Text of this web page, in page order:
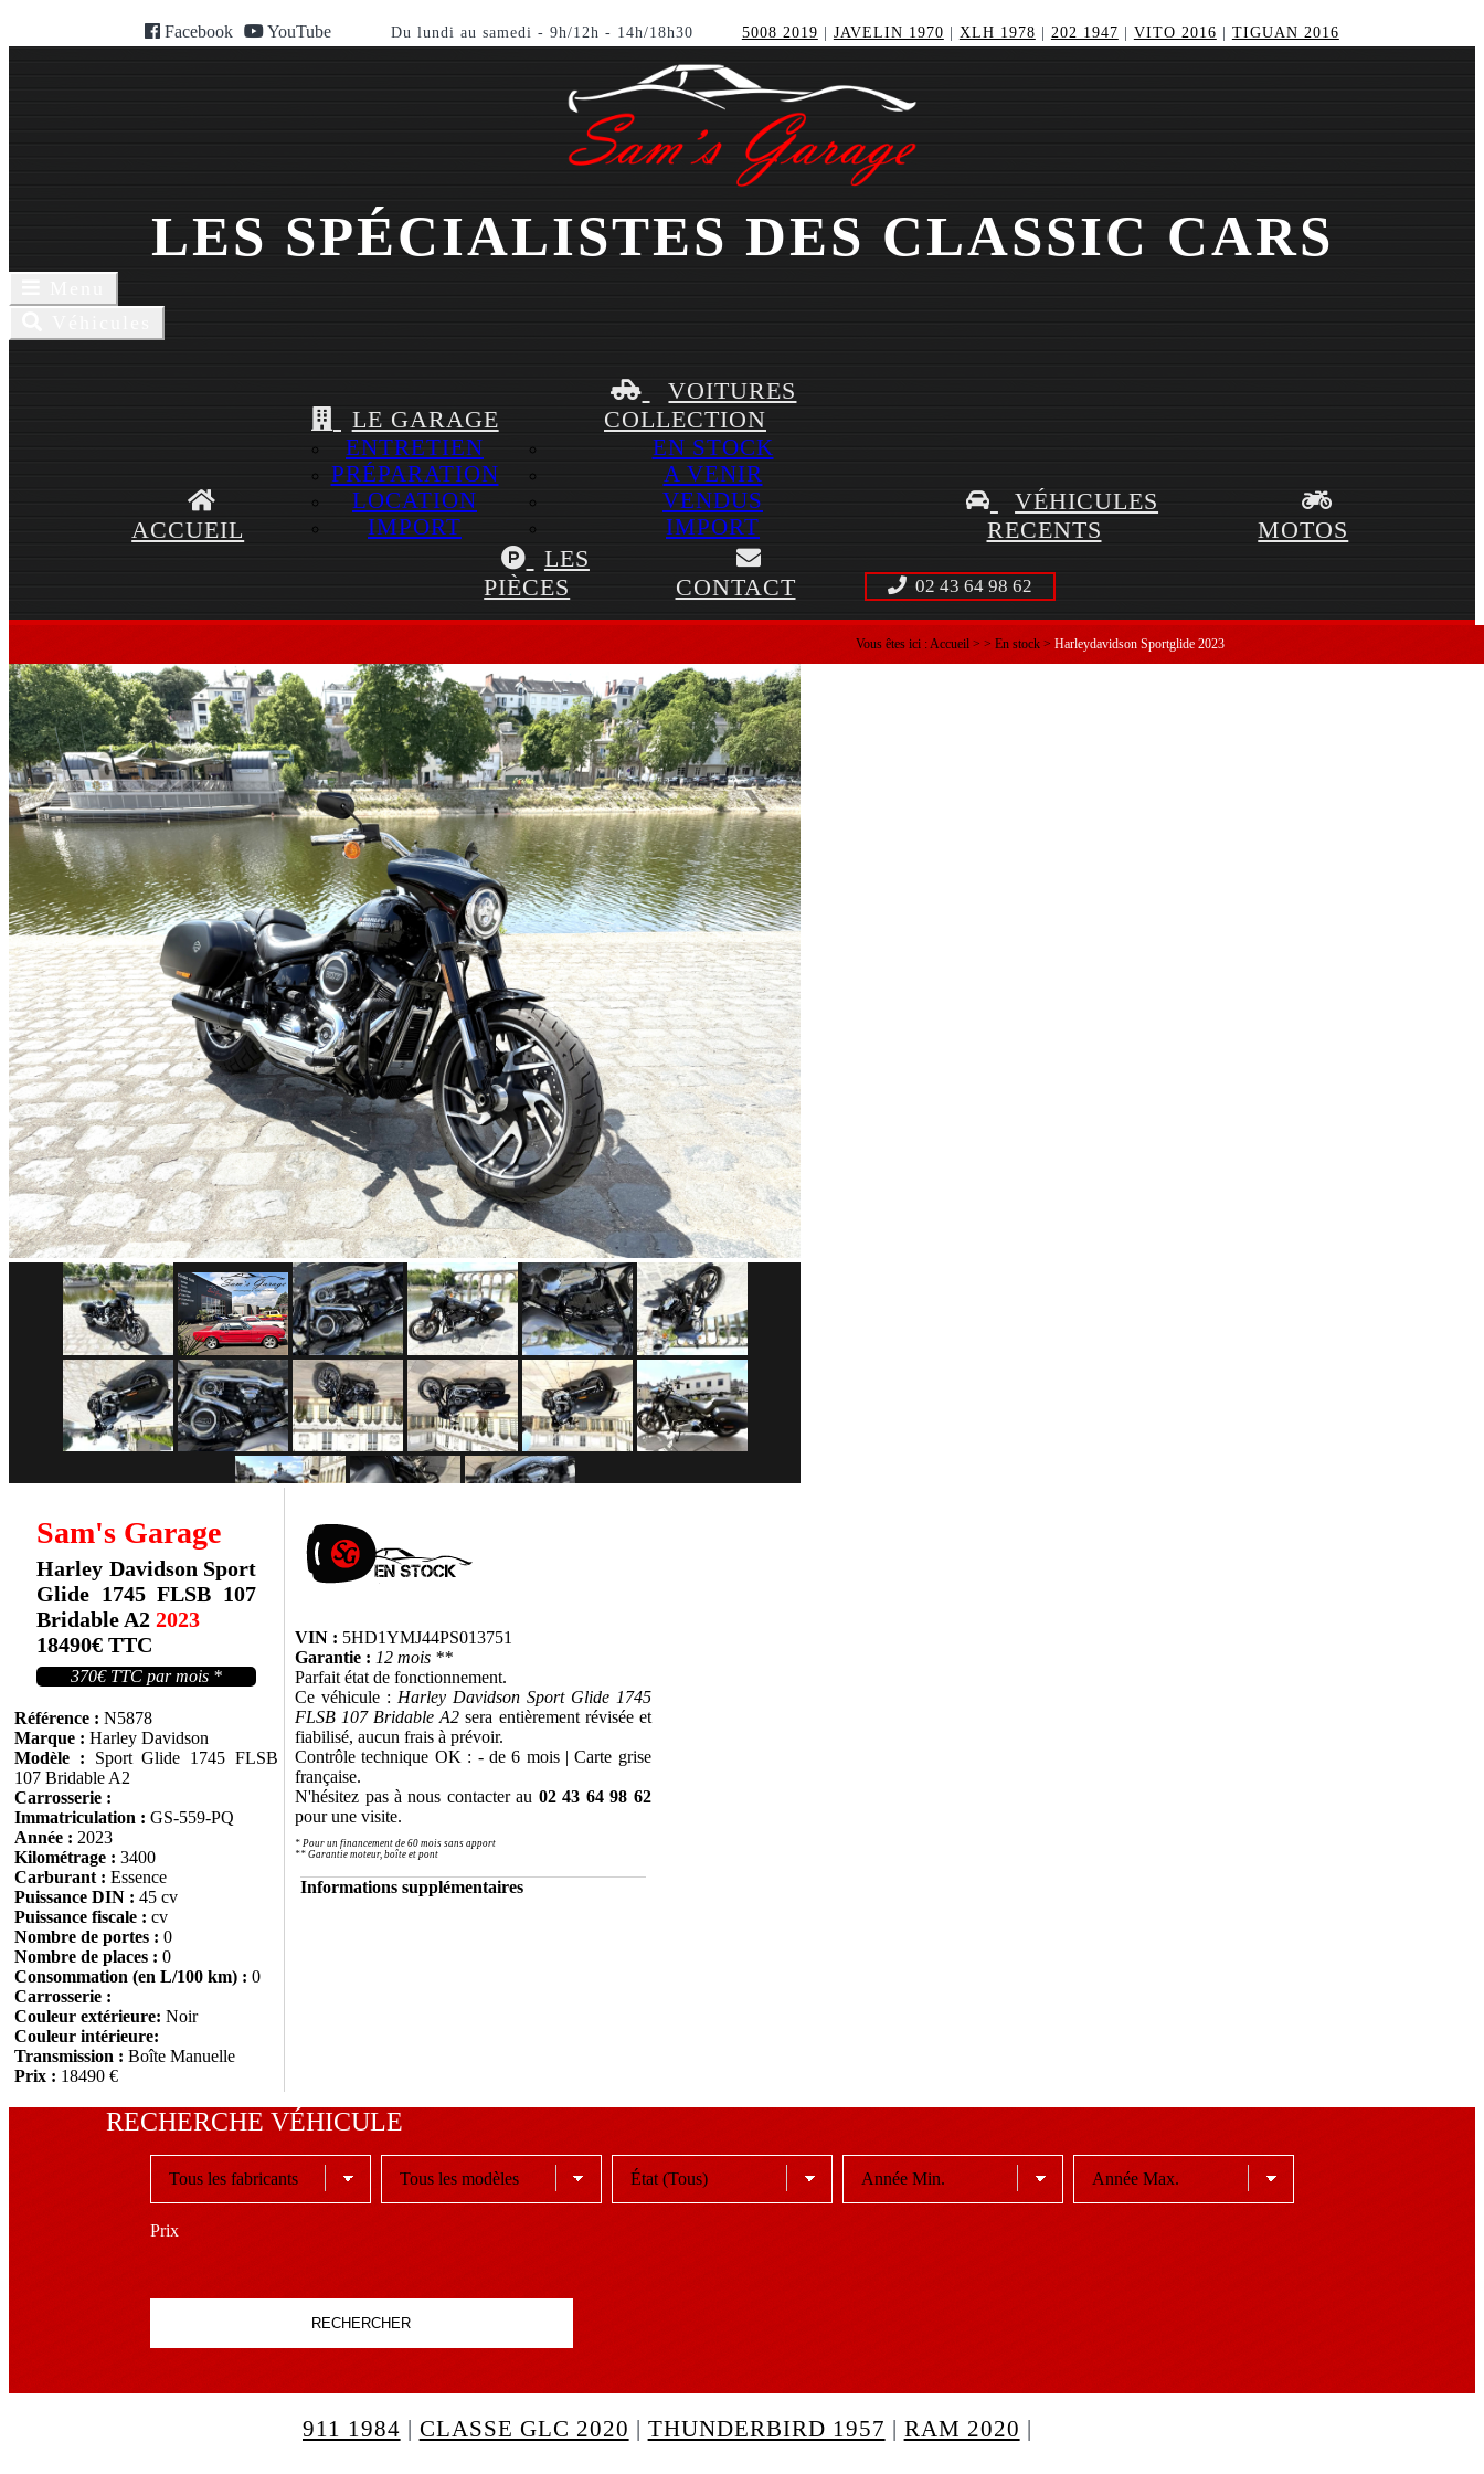
Facebook YouTube Du lundi au samedi - 9h/12h - 14h/18h30 5008 2019 JAVELIN 1970 XLH 1978 202 1947 VITO 2016 TIGUAN 2016
LES SPÉCIALISTES DES CLASSIC CARS
navigaion
navigation
ACCUEIL
LE GARAGE
ENTRETIEN
PRÉPARATION
LOCATION
IMPORT
VOITURES
COLLECTION
EN STOCK
A VENIR
VENDUS
IMPORT
VÉHICULES
RECENTS
MOTOS
LES
PIÈCES
CONTACT 02 43 64 98 62
Vous êtes ici :Accueil >>En stock >Harleydavidson Sportglide 2023
Sam's Garage
Harley Davidson Sport
Glide 1745 FLSB 107
Bridable A2 2023
18490€ TTC
370€ TTC par mois *
Référence : N5878
Marque : Harley Davidson
Modèle :
Sport Glide 1745 FLSB
107 Bridable A2
Carrosserie :
Immatriculation : GS-559-PQ
Année : 2023
Kilométrage : 3400
Carburant : Essence
Puissance DIN : 45 cv
Puissance fiscale : cv
Nombre de portes : 0
Nombre de places : 0
Consommation (en L/100 km) : 0
Carrosserie :
Couleur extérieure: Noir
Couleur intérieure:
Transmission : Boîte Manuelle
Prix : 18490 €
VIN : 5HD1YMJ44PS013751
Garantie : 12 mois **
Parfait état de fonctionnement.
Ce véhicule : Harley Davidson Sport Glide 1745
FLSB 107 Bridable A2 sera entièrement révisée et
fiabilisé, aucun frais à prévoir.
Contrôle technique OK : - de 6 mois | Carte grise
française.
N'hésitez pas à nous contacter au 02 43 64 98 62
pour une visite.
* Pour un financement de 60 mois sans apport
** Garantie moteur, boîte et pont
Informations supplémentaires
RECHERCHE VÉHICULE
Prix
RECHERCHER
911 1984 | CLASSE GLC 2020 | THUNDERBIRD 1957 | RAM 2020 |